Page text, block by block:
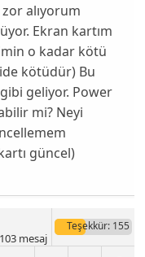
alıyorum
Ekran kartım
o kadar kötü
kötüdür) Bu
geliyor. Power
mi? Neyi
güncel)
Teşekkür: 155
mesaj